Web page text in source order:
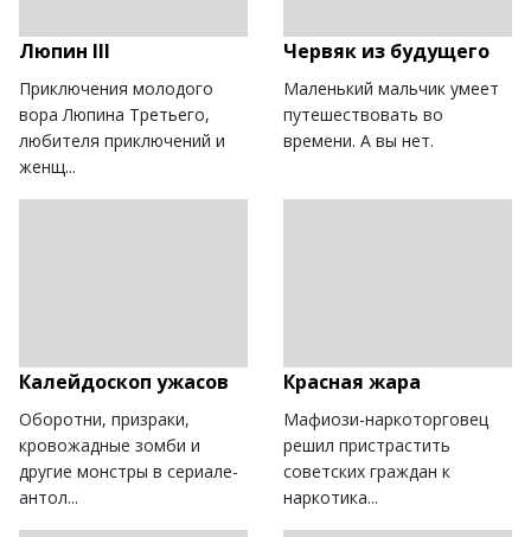
Люпин III
Приключения молодого
вора Люпина Третьего,
любителя приключений и
женщ...
Червяк из будущего
Маленький мальчик умеет
путешествовать во
времени. А вы нет.
Калейдоскоп ужасов
Оборотни, призраки,
кровожадные зомби и
другие монстры в сериале-
антол...
Красная жара
Мафиози-наркоторговец
решил пристрастить
советских граждан к
наркотика...